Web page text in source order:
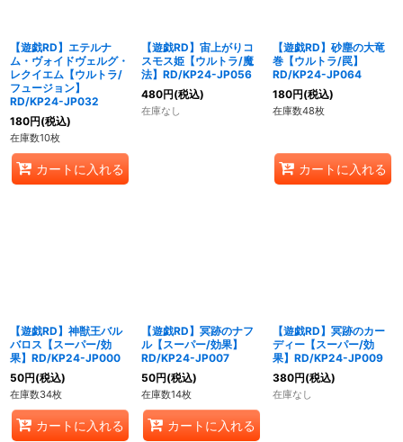
【遊戯RD】エテルナ
ム・ヴォイドヴェルグ・
レクイエム【ウルトラ/
フュージョン】
RD/KP24-JP032
180円(税込)
在庫数10枚
カートに入れる
【遊戯RD】宙上がりコ
スモス姫【ウルトラ/魔
法】RD/KP24-JP056
480円(税込)
在庫なし
【遊戯RD】砂塵の大竜
巻【ウルトラ/罠】
RD/KP24-JP064
180円(税込)
在庫数48枚
カートに入れる
【遊戯RD】神獣王バル
バロス【スーパー/効
果】RD/KP24-JP000
50円(税込)
在庫数34枚
カートに入れる
【遊戯RD】冥跡のナフ
ル【スーパー/効果】
RD/KP24-JP007
50円(税込)
在庫数14枚
カートに入れる
【遊戯RD】冥跡のカー
ディー【スーパー/効
果】RD/KP24-JP009
380円(税込)
在庫なし